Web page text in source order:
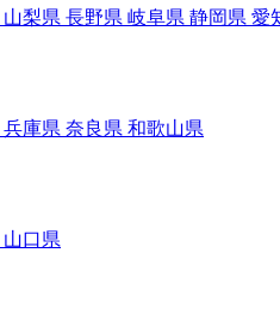
山梨県 長野県 岐阜県 静岡県 愛
兵庫県 奈良県 和歌山県
山口県